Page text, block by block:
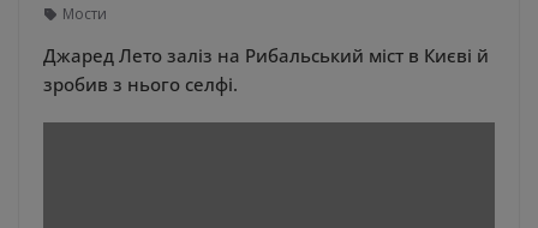
Мости
Джаред Лето заліз на Рибальський міст в Києві й
зробив з нього селфі.